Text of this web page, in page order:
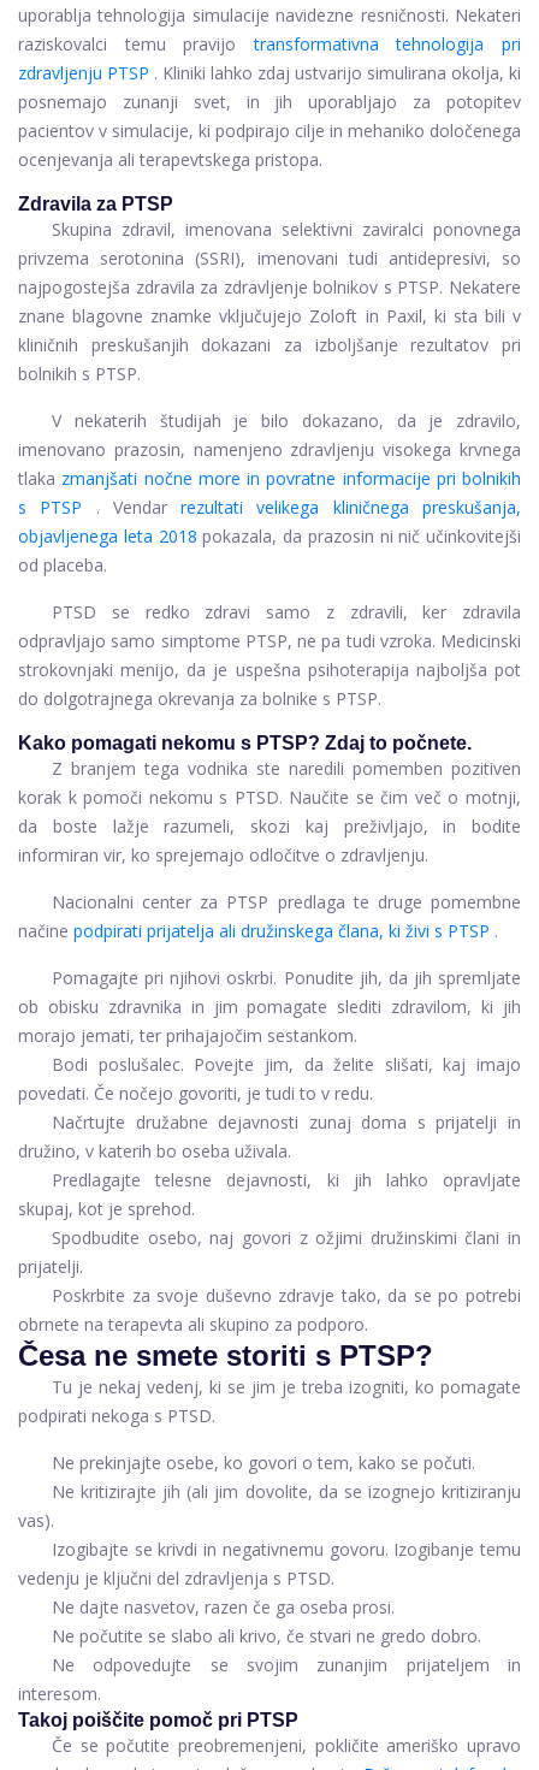
uporablja tehnologija simulacije navidezne resničnosti. Nekateri
raziskovalci temu pravijotransformativna tehnologija pri
zdravljenju PTSP . Kliniki lahko zdaj ustvarijo simulirana okolja, ki
posnemajo zunanji svet, in jih uporabljajo za potopitev
pacientov v simulacije, ki podpirajo cilje in mehaniko določenega
ocenjevanja ali terapevtskega pristopa.
Zdravila za PTSP
Skupina zdravil, imenovana selektivni zaviralci ponovnega
privzema serotonina (SSRI), imenovani tudi antidepresivi, so
najpogostejša zdravila za zdravljenje bolnikov s PTSP. Nekatere
znane blagovne znamke vključujejo Zoloft in Paxil, ki sta bili v
kliničnih preskušanjih dokazani za izboljšanje rezultatov pri
bolnikih s PTSP.
V nekaterih študijah je bilo dokazano, da je zdravilo,
imenovano prazosin, namenjeno zdravljenju visokega krvnega
tlaka zmanjšati nočne more in povratne informacije pri bolnikih
s PTSP . Vendarrezultati velikega kliničnega preskušanja,
objavljenega leta 2018 pokazala, da prazosin ni nič učinkovitejši
od placeba.
PTSD se redko zdravi samo z zdravili, ker zdravila
odpravljajo samo simptome PTSP, ne pa tudi vzroka. Medicinski
strokovnjaki menijo, da je uspešna psihoterapija najboljša pot
do dolgotrajnega okrevanja za bolnike s PTSP.
Kako pomagati nekomu s PTSP? Zdaj to počnete.
Z branjem tega vodnika ste naredili pomemben pozitiven
korak k pomoči nekomu s PTSD. Naučite se čim več o motnji,
da boste lažje razumeli, skozi kaj preživljajo, in bodite
informiran vir, ko sprejemajo odločitve o zdravljenju.
Nacionalni center za PTSP predlaga te druge pomembne
načine podpirati prijatelja ali družinskega člana, ki živi s PTSP .
Pomagajte pri njihovi oskrbi. Ponudite jih, da jih spremljate
ob obisku zdravnika in jim pomagate slediti zdravilom, ki jih
morajo jemati, ter prihajajočim sestankom.
Bodi poslušalec. Povejte jim, da želite slišati, kaj imajo
povedati. Če nočejo govoriti, je tudi to v redu.
Načrtujte družabne dejavnosti zunaj doma s prijatelji in
družino, v katerih bo oseba uživala.
Predlagajte telesne dejavnosti, ki jih lahko opravljate
skupaj, kot je sprehod.
Spodbudite osebo, naj govori z ožjimi družinskimi člani in
prijatelji.
Poskrbite za svoje duševno zdravje tako, da se po potrebi
obrnete na terapevta ali skupino za podporo.
Česa ne smete storiti s PTSP?
Tu je nekaj vedenj, ki se jim je treba izogniti, ko pomagate
podpirati nekoga s PTSD.
Ne prekinjajte osebe, ko govori o tem, kako se počuti.
Ne kritizirajte jih (ali jim dovolite, da se izognejo kritiziranju
vas).
Izogibajte se krivdi in negativnemu govoru. Izogibanje temu
vedenju je ključni del zdravljenja s PTSD.
Ne dajte nasvetov, razen če ga oseba prosi.
Ne počutite se slabo ali krivo, če stvari ne gredo dobro.
Ne odpovedujte se svojim zunanjim prijateljem in
interesom.
Takoj poiščite pomoč pri PTSP
Če se počutite preobremenjeni, pokličite ameriško upravo